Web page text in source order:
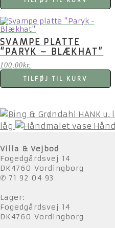
SVAMPE PLATTE
“PARYK – BLÆKHAT”
100,00kr.
TILFØJ TIL KURV
låg
Villa & Vejbod
Fogedgårdsvej 14
DK4760 Vordingborg
✆ 71 92 04 93
Lager:
Fogedgårdsvej 14
DK4760 Vordingborg